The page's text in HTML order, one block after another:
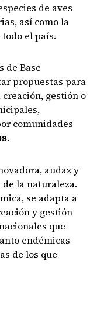
de aves
así como la
el país.
de Base
propuestas para
gestión o
comunidades
audaz y
la naturaleza.
se adapta a
y gestión
que
endémicas
de los que